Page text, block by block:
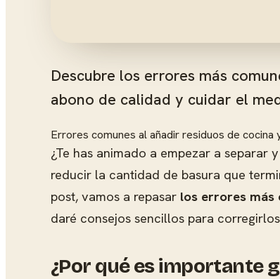
Descubre los errores más
abono de calidad y cuidar el
Errores comunes al añadir residuos de cocina
¿Te has animado a empezar a
reducir la cantidad de basura que
post, vamos a repasar los errores más
daré consejos sencillos para
¿Por qué es importante